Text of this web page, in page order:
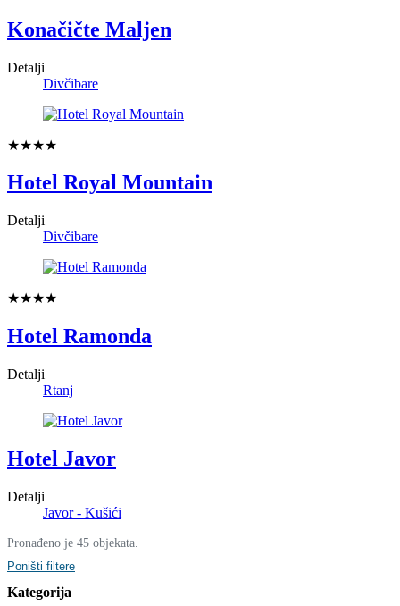
Konačičte Maljen
Detalji
Divčibare
★★★★
Hotel Royal Mountain
Detalji
Divčibare
★★★★
Hotel Ramonda
Detalji
Rtanj
Hotel Javor
Detalji
Javor - Kušići
Pronađeno je 45 objekata.
Poništi filtere
Kategorija